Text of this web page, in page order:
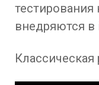
внедряются в